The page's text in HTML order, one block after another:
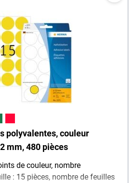
polyvalentes, couleur
mm, 480 pièces
de couleur, nombre
: 15 pièces, nombre de feuilles